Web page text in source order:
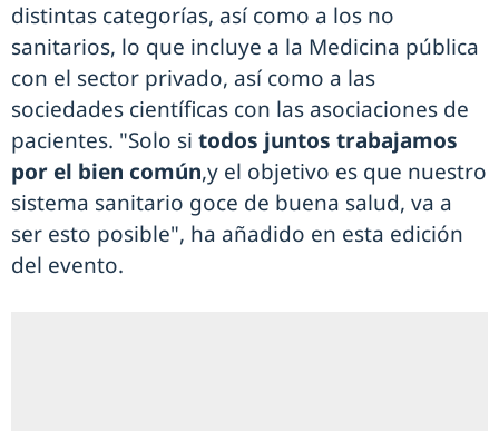
distintas categorías, así como a los no
sanitarios, lo que incluye a la Medicina pública
con el sector privado, así como a las
sociedades científicas con las asociaciones de
pacientes. "Solo si todos juntos trabajamos
por el bien común,y el objetivo es que nuestro
sistema sanitario goce de buena salud, va a
ser esto posible", ha añadido en esta edición
del evento.